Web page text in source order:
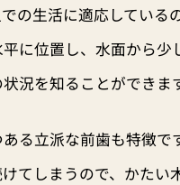
の生活に適応しているの
に位置し、水面から少
況を知ることができます
ある立派な前歯も特徴で
てしまうので、かたい